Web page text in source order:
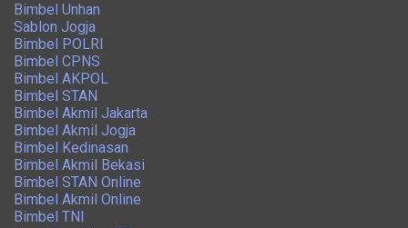
Bimbel Unhan
Sablon Jogja
Bimbel POLRI
Bimbel CPNS
Bimbel AKPOL
Bimbel STAN
Bimbel Akmil Jakarta
Bimbel Akmil Jogja
Bimbel Kedinasan
Bimbel Akmil Bekasi
Bimbel STAN Online
Bimbel Akmil Online
Bimbel TNI